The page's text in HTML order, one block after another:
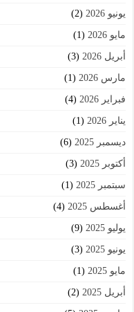
يونيو 2026 (2)
مايو 2026 (1)
أبريل 2026 (3)
مارس 2026 (1)
فبراير 2026 (4)
يناير 2026 (1)
ديسمبر 2025 (6)
أكتوبر 2025 (3)
سبتمبر 2025 (1)
أغسطس 2025 (4)
يوليو 2025 (9)
يونيو 2025 (3)
مايو 2025 (1)
أبريل 2025 (2)